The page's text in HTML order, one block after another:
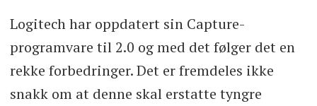
Logitech har oppdatert sin Capture-
programvare til 2.0 og med det følger det en
rekke forbedringer. Det er fremdeles ikke
snakk om at denne skal erstatte tyngre